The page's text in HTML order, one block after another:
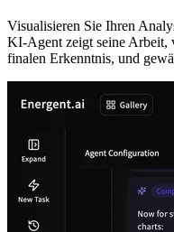
Visualisieren Sie Ihren
KI-Agent zeigt seine Arbeit,
finalen Erkenntnis, und